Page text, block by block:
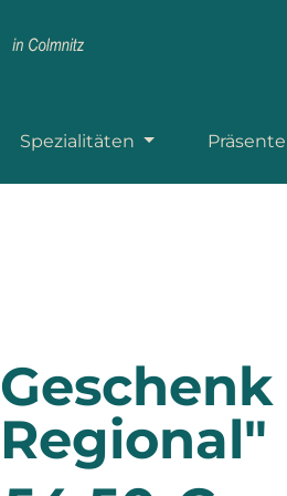
Spezialitäten Präsente
Regional"
Regulärer Preis: